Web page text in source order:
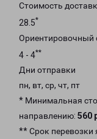
Стоимость
28.5*
Ориентировочный
4 - 4**
Дни отправки
пн, вт, ср, чт, пт
* Минимальная
направлению: 560
** Срок перевозки